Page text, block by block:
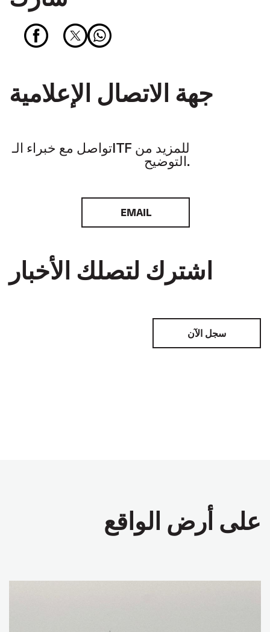
جهة الاتصال الإعلامية
تواصل مع خبراء الـITF للمزيد من
التوضيح.
EMAIL
اشترك لتصلك الأخبار
سجل الآن
على أرض الواقع